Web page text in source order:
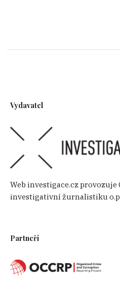
Vydavatel
Web investigace.cz
investigativní žurnalistiku
Partneři